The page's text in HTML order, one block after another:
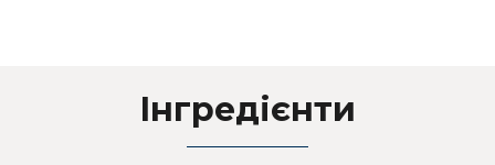
Інгредієнти